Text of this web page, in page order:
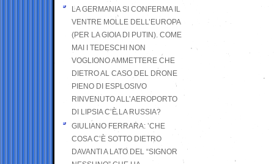
LA GERMANIA SI CONFERMA IL
VENTRE MOLLE DELL’EUROPA
(PER LA GIOIA DI PUTIN). COME
MAI I TEDESCHI NON
VOGLIONO AMMETTERE CHE
DIETRO AL CASO DEL DRONE
PIENO DI ESPLOSIVO
RINVENUTO ALL’AEROPORTO
DI LIPSIA C’È LA RUSSIA?
GIULIANO FERRARA: ’CHE
COSA C’È SOTTO DIETRO
DAVANTI A LATO DEL “SIGNOR